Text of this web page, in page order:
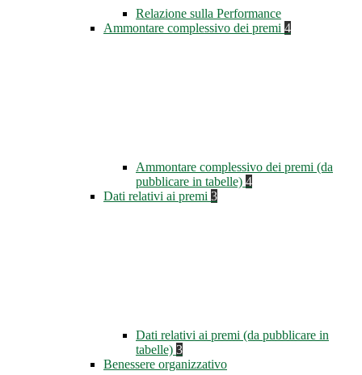
Relazione sulla Performance
Ammontare complessivo dei premi 4
Ammontare complessivo dei premi (da
pubblicare in tabelle) 4
Dati relativi ai premi 3
Dati relativi ai premi (da pubblicare in
tabelle) 3
Benessere organizzativo